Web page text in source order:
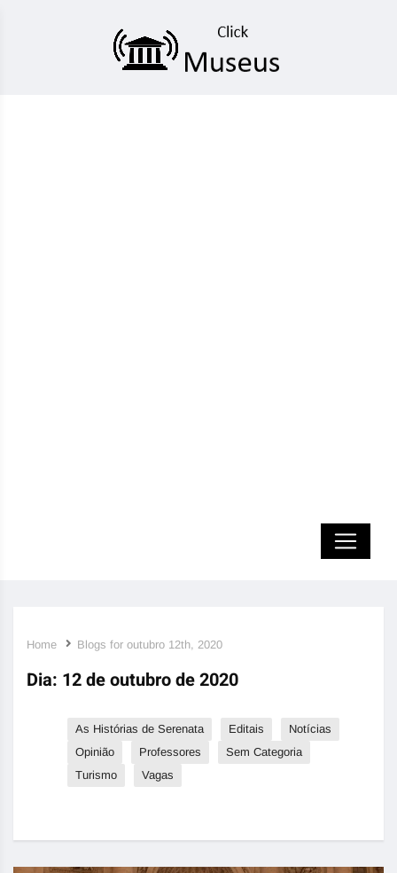
Home Blogs for outubro 12th, 2020
Dia: 12 de outubro de 2020
As Histórias de Serenata Editais
Notícias
Opinião
Professores
Sem Categoria
Turismo
Vagas